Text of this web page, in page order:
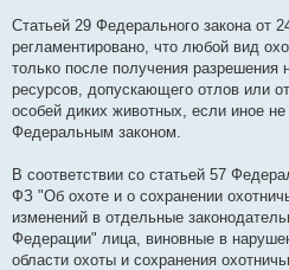
Статьей 29 Федерального закона от
регламентировано, что любой вид
только после получения разрешения
ресурсов, допускающего отлов или
особей диких животных, если иное
Федеральным законом.
В соответствии со статьей 57
ФЗ "Об охоте и о сохранении
изменений в отдельные
Федерации" лица, виновные в
области охоты и сохранения